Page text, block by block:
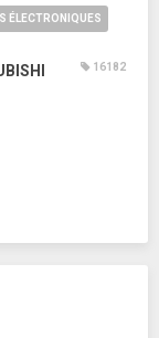
ÉLECTRONIQUES
16182